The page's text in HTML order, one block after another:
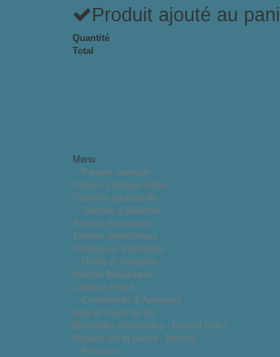
Produit ajouté au
Quantité
Total
Menu
Paniers cadeaux
Paniers cadeaux vides
Cadeaux gourmands
Terrines & Rillettes
Terrines lyonnaises
Terrines ardéchoises
Terrines du Sud-Ouest
Huiles & Vinaigres
Huilerie Beaujolaise
L'artisan Popol
Condiments & Aromates
Sels et fleurs de sel
Moutardes artisanales - Maison Fallot
Moulins sel et poivre : Mirvine
Poissons